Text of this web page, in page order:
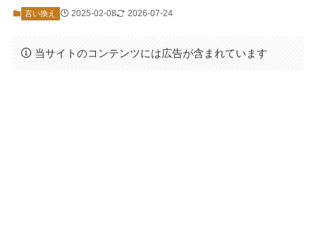
言い換え 2025-02-08 2026-07-24
当サイトのコンテンツには広告が含まれています